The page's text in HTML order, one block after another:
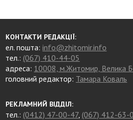
КОНТАКТИ РЕДАКЦІЇ:
ел. пошта:info@zhitomir.info
тел.: (067) 410-44-05
адреса: 10008, м.Житомир, Велика
головний редактор: Тамара Коваль
РЕКЛАМНИЙ ВІДДІЛ:
тел.: (0412) 47-00-47, (067) 412-63-